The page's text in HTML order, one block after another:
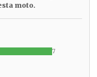
moto.
7